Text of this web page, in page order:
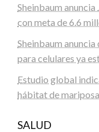
Sheinbaum
con meta de 6.6
Sheinbaum
para celulares ya
Estudio global
hábitat de
SALUD